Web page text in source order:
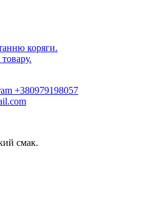
коряги.
+380979198057
смак.